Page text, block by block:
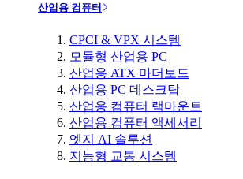
산업용 컴퓨터
CPCI & VPX 시스템
모듈형 산업용 PC
산업용 ATX 마더보드
산업용 PC 데스크탑
산업용 컴퓨터 랙마운트
산업용 컴퓨터 액세서리
엣지 AI 솔루션
지능형 교통 시스템